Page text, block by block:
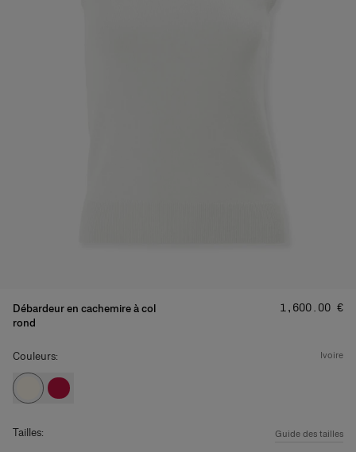
Débardeur en cachemire à col
rond
Prix:
‌1,600.00 €
Couleurs: ivoire
Tailles: Guide des tailles